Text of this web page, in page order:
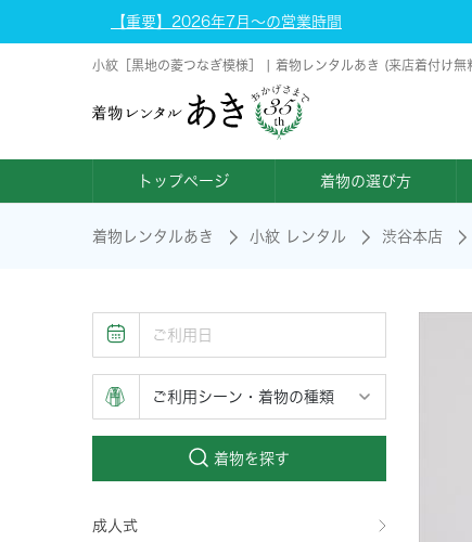
【重要】2026年7月～の営業時間
小紋［黒地の菱つなぎ模様］ | 着物レンタルあき (来店着付け無
トップページ 着物の選び方
着物レンタルあき 小紋 レンタル 渋谷本店
着物を探す
成人式